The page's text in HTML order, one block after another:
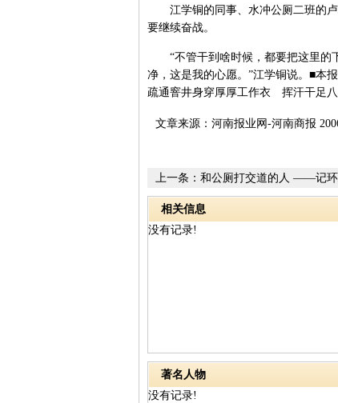
江学铜的同事、水冲公厕二班的卢
要继续奋战。
“不管干到啥时候，都要把这里的
净，这是我的心愿。”江学铜说。■本
疏通窨井身穿厚厚工作衣 挥汗干足八
文章来源：河南报业网-河南商报
上一条： 和公厕打交道的人 ——记环
相关信息
没有记录!
著名人物
没有记录!